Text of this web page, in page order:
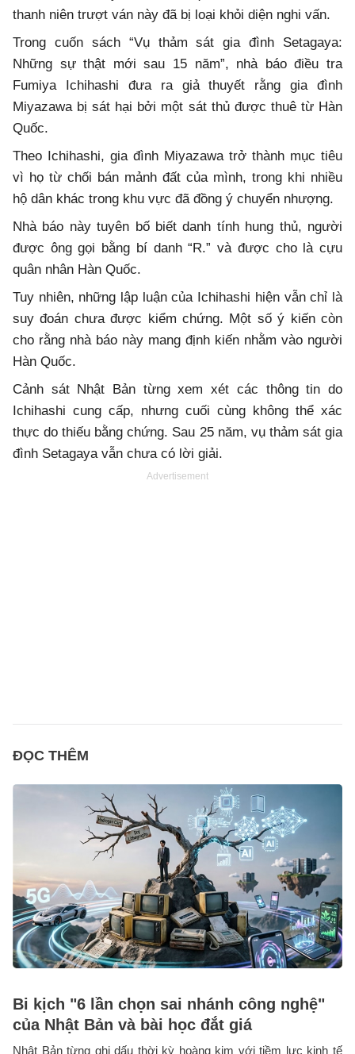
thanh niên trượt ván này đã bị loại khỏi diện nghi vấn.
Trong cuốn sách “Vụ thảm sát gia đình Setagaya:
Những sự thật mới sau 15 năm”, nhà báo điều tra
Fumiya Ichihashi đưa ra giả thuyết rằng gia đình
Miyazawa bị sát hại bởi một sát thủ được thuê từ Hàn
Quốc.
Theo Ichihashi, gia đình Miyazawa trở thành mục tiêu
vì họ từ chối bán mảnh đất của mình, trong khi nhiều
hộ dân khác trong khu vực đã đồng ý chuyển nhượng.
Nhà báo này tuyên bố biết danh tính hung thủ, người
được ông gọi bằng bí danh “R.” và được cho là cựu
quân nhân Hàn Quốc.
Tuy nhiên, những lập luận của Ichihashi hiện vẫn chỉ là
suy đoán chưa được kiểm chứng. Một số ý kiến còn
cho rằng nhà báo này mang định kiến nhằm vào người
Hàn Quốc.
Cảnh sát Nhật Bản từng xem xét các thông tin do
Ichihashi cung cấp, nhưng cuối cùng không thể xác
thực do thiếu bằng chứng. Sau 25 năm, vụ thảm sát gia
đình Setagaya vẫn chưa có lời giải.
Advertisement
ĐỌC THÊM
Bi kịch "6 lần chọn sai nhánh công nghệ"
của Nhật Bản và bài học đắt giá
Nhật Bản từng ghi dấu thời kỳ hoàng kim với tiềm lực kinh tế